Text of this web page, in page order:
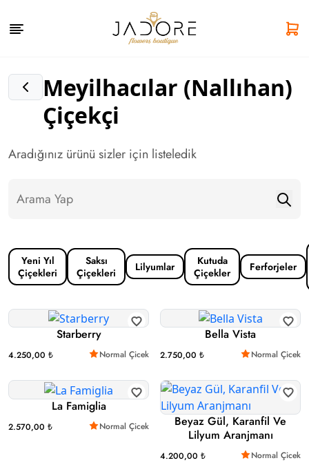
Meyilhacılar (Nallıhan)
Çiçekçi
Aradığınız ürünü sizler için listeledik
Yeni Yıl
Çiçekleri
Saksı
Çiçekleri
Lilyumlar
Kutuda
Çiçekler
Ferforjeler
Starberry
4.250,00 ₺ Normal Çicek
Bella Vista
2.750,00 ₺ Normal Çicek
La Famiglia
2.570,00 ₺ Normal Çicek
Beyaz Gül, Karanfil Ve
Lilyum Aranjmanı
4.200,00 ₺ Normal Çicek